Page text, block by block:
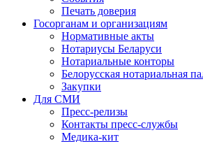
Печать доверия
Госорганам и организациям
Нормативные акты
Нотариусы Беларуси
Нотариальные конторы
Белорусская нотариальная
Закупки
Для СМИ
Пресс-релизы
Контакты пресс-службы
Медика-кит